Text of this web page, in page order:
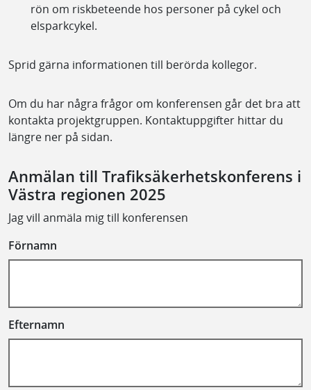
rön om riskbeteende hos personer på cykel och
elsparkcykel.
Sprid gärna informationen till berörda kollegor.
Om du har några frågor om konferensen går det bra att
kontakta projektgruppen. Kontaktuppgifter hittar du
längre ner på sidan.
Anmälan till Trafiksäkerhetskonferens i
Västra regionen 2025
Jag vill anmäla mig till konferensen
Förnamn
Efternamn